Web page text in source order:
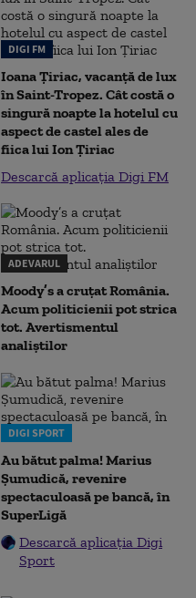
DIGI FM
Ioana Țiriac, vacanță de lux
în Saint-Tropez. Cât costă o
singură noapte la hotelul cu
aspect de castel ales de
fiica lui Ion Țiriac
Descarcă aplicația Digi FM
ADEVARUL
Moody’s a cruțat România.
Acum politicienii pot strica
tot. Avertismentul
analiștilor
DIGI SPORT
Au bătut palma! Marius
Șumudică, revenire
spectaculoasă pe bancă, în
SuperLigă
Descarcă aplicația Digi
Sport